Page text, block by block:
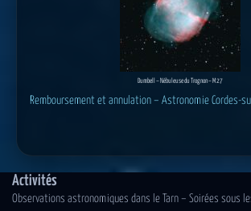
Dumbell – Nébuleuse du Trognon – M 27
Remboursement et annulation – Astronomie Cordes-
Activités
Observations astronomiques dans le Tarn – Soirées sous